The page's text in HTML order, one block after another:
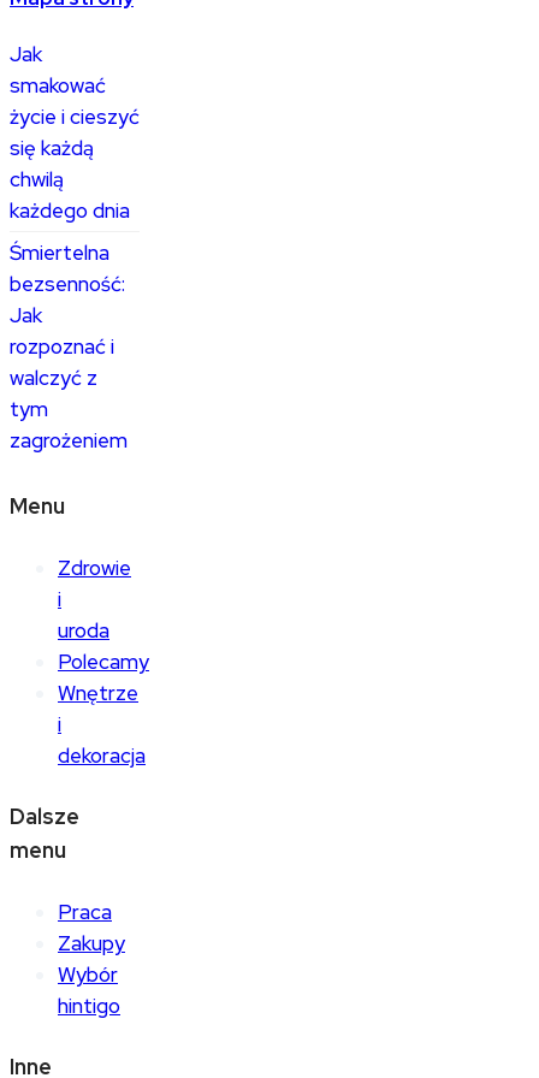
Jak
smakować
życie i cieszyć
się każdą
chwilą
każdego dnia
Śmiertelna
bezsenność:
Jak
rozpoznać i
walczyć z
tym
zagrożeniem
Menu
Zdrowie
i
uroda
Polecamy
Wnętrze
i
dekoracja
Dalsze
menu
Praca
Zakupy
Wybór
hintigo
Inne